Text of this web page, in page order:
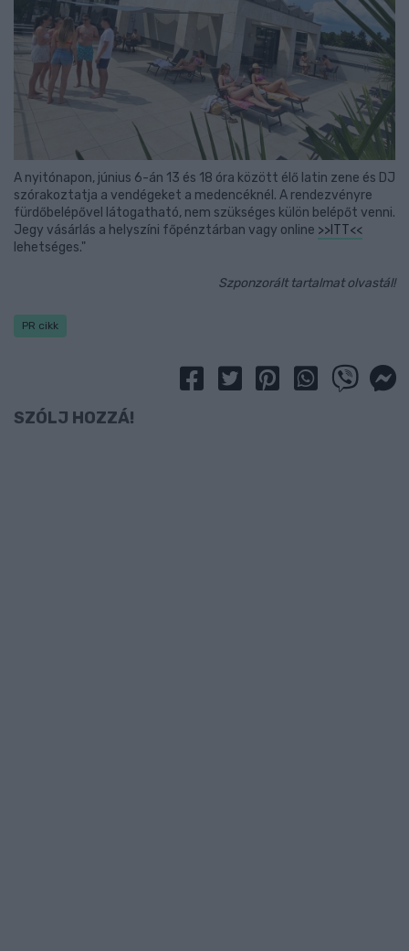
A nyitónapon, június 6-án 13 és 18 óra között élő latin zene és DJ
szórakoztatja a vendégeket a medencéknél. A rendezvényre
fürdőbelépővel látogatható, nem szükséges külön belépőt venni.
Jegy vásárlás a helyszíni főpénztárban vagy online >>ITT<<
lehetséges."
Szponzorált tartalmat olvastál!
PR cikk
SZÓLJ HOZZÁ!